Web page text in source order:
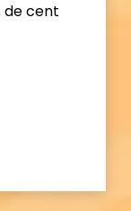
de cent